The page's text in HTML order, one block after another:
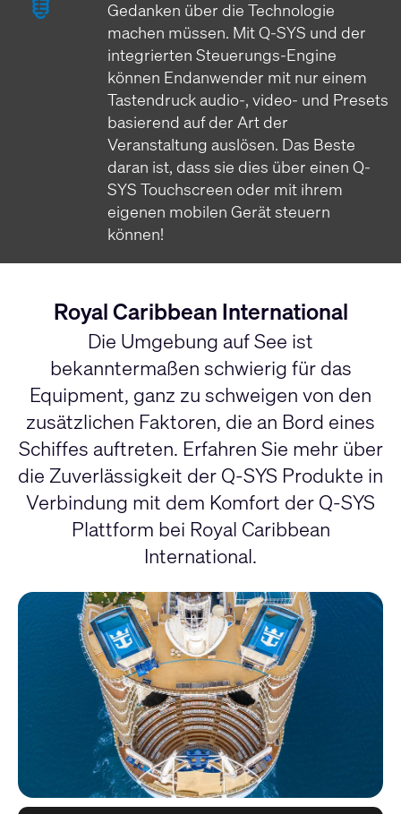
Gedanken über die Technologie
machen müssen. Mit Q-SYS und der
integrierten Steuerungs-Engine
können Endanwender mit nur einem
Tastendruck audio-, video- und Presets
basierend auf der Art der
Veranstaltung auslösen. Das Beste
daran ist, dass sie dies über einen Q-
SYS Touchscreen oder mit ihrem
eigenen mobilen Gerät steuern
können!
Royal Caribbean International
Die Umgebung auf See ist
bekanntermaßen schwierig für das
Equipment, ganz zu schweigen von den
zusätzlichen Faktoren, die an Bord eines
Schiffes auftreten. Erfahren Sie mehr über
die Zuverlässigkeit der Q-SYS Produkte in
Verbindung mit dem Komfort der Q-SYS
Plattform bei Royal Caribbean
International.